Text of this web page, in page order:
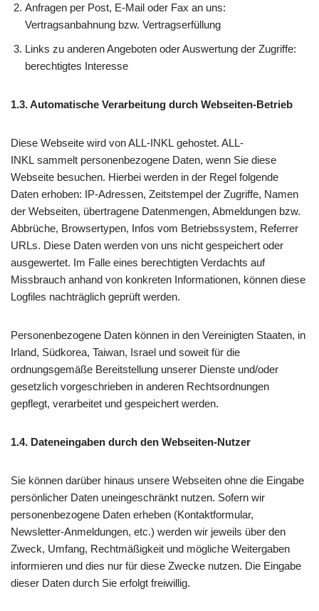
Anfragen per Post, E-Mail oder Fax an uns:
Vertragsanbahnung bzw. Vertragserfüllung
Links zu anderen Angeboten oder Auswertung der Zugriffe:
berechtigtes Interesse
1.3. Automatische Verarbeitung durch Webseiten-Betrieb
Diese Webseite wird von ALL-INKL gehostet. ALL-
INKL sammelt personenbezogene Daten, wenn Sie diese
Webseite besuchen. Hierbei werden in der Regel folgende
Daten erhoben: IP-Adressen, Zeitstempel der Zugriffe, Namen
der Webseiten, übertragene Datenmengen, Abmeldungen bzw.
Abbrüche, Browsertypen, Infos vom Betriebssystem, Referrer
URLs. Diese Daten werden von uns nicht gespeichert oder
ausgewertet. Im Falle eines berechtigten Verdachts auf
Missbrauch anhand von konkreten Informationen, können diese
Logfiles nachträglich geprüft werden.
Personenbezogene Daten können in den Vereinigten Staaten, in
Irland, Südkorea, Taiwan, Israel und soweit für die
ordnungsgemäße Bereitstellung unserer Dienste und/oder
gesetzlich vorgeschrieben in anderen Rechtsordnungen
gepflegt, verarbeitet und gespeichert werden.
1.4. Dateneingaben durch den Webseiten-Nutzer
Sie können darüber hinaus unsere Webseiten ohne die Eingabe
persönlicher Daten uneingeschränkt nutzen. Sofern wir
personenbezogene Daten erheben (Kontaktformular,
Newsletter-Anmeldungen, etc.) werden wir jeweils über den
Zweck, Umfang, Rechtmäßigkeit und mögliche Weitergaben
informieren und dies nur für diese Zwecke nutzen. Die Eingabe
dieser Daten durch Sie erfolgt freiwillig.